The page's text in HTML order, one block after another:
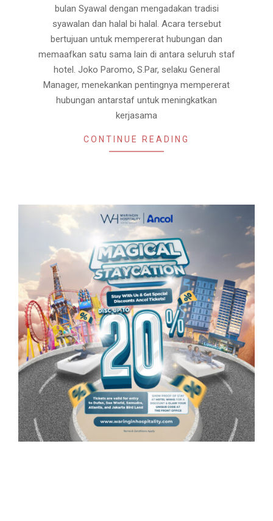
bulan Syawal dengan mengadakan tradisi
syawalan dan halal bi halal. Acara tersebut
bertujuan untuk mempererat hubungan dan
memaafkan satu sama lain di antara seluruh staf
hotel. Joko Paromo, S.Par, selaku General
Manager, menekankan pentingnya mempererat
hubungan antarstaf untuk meningkatkan
kerjasama
CONTINUE READING